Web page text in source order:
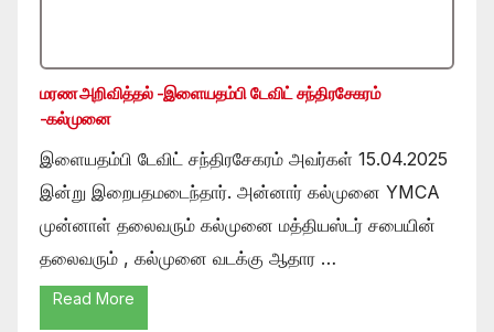
மரண அறிவித்தல் -இளையதம்பி டேவிட் சந்திரசேகரம்
-கல்முனை
இளையதம்பி டேவிட் சந்திரசேகரம் அவர்கள் 15.04.2025
இன்று இறைபதமடைந்தார். அன்னார் கல்முனை YMCA
முன்னாள் தலைவரும் கல்முனை மத்தியஸ்டர் சபையின்
தலைவரும் , கல்முனை வடக்கு ஆதார …
Read More